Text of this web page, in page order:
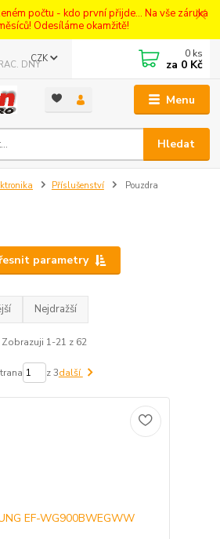
počtu - kdo první přijde... Na vše záruka
Odesíláme okamžitě!
Menu
CZK
Hledat
DNY
0 ks
za 0 Kč
Příslušenství Pouzdra
parametry
Nejdražší
Zobrazuji 1-21 z 62
z 3další